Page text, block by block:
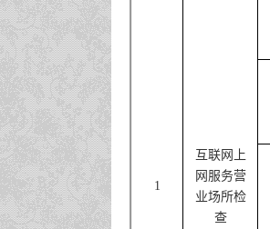
1
互联网上
网服务营
业场所检
查